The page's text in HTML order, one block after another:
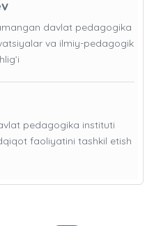
davlat pedagogika
va ilmiy-pedagogik
pedagogika instituti
faoliyatini tashkil etish